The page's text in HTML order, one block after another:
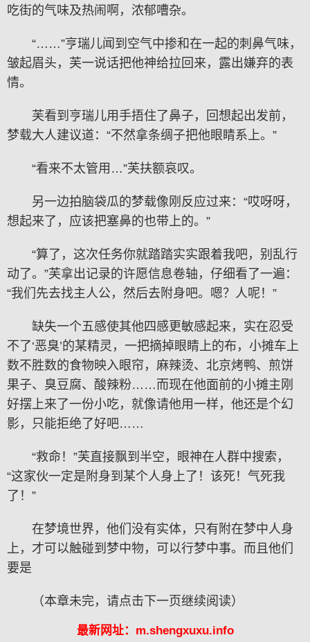
吃街的气味及热闹啊，浓郁嘈杂。
“……”亨瑞儿闻到空气中掺和在一起的刺鼻气味，
皱起眉头，芙一说话把他神给拉回来，露出嫌弃的表
情。
芙看到亨瑞儿用手捂住了鼻子，回想起出发前，
梦载大人建议道：“不然拿条绸子把他眼睛系上。”
“看来不太管用…”芙扶额哀叹。
另一边拍脑袋瓜的梦载像刚反应过来：“哎呀呀，
想起来了，应该把塞鼻的也带上的。”
“算了，这次任务你就踏踏实实跟着我吧，别乱行
动了。”芙拿出记录的许愿信息卷轴，仔细看了一遍：
“我们先去找主人公，然后去附身吧。嗯？人呢！”
缺失一个五感使其他四感更敏感起来，实在忍受
不了‘恶臭’的某精灵，一把摘掉眼睛上的布，小摊车上
数不胜数的食物映入眼帘，麻辣烫、北京烤鸭、煎饼
果子、臭豆腐、酸辣粉……而现在他面前的小摊主刚
好摆上来了一份小吃，就像请他用一样，他还是个幻
影，只能拒绝了好吧……
“救命！”芙直接飘到半空，眼神在人群中搜索，
“这家伙一定是附身到某个人身上了！该死！气死我
了！”
在梦境世界，他们没有实体，只有附在梦中人身
上，才可以触碰到梦中物，可以行梦中事。而且他们
要是
（本章未完，请点击下一页继续阅读）
最新网址：m.shengxuxu.info